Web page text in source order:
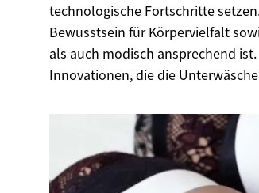
technologische Fortschritte
Bewusstsein für Körpervielfalt
als auch modisch ansprechend
Innovationen, die die